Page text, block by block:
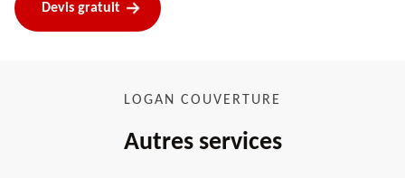
Devis gratuit
LOGAN COUVERTURE
Autres services